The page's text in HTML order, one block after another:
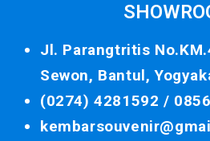
Jl. Parangtritis
Sewon, Bantul,
(0274) 4281592 /